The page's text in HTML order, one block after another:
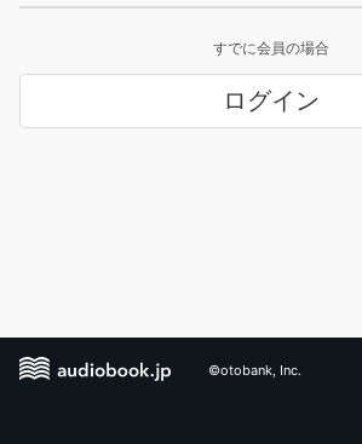
すでに会員の場合
ログイン
©otobank, Inc.